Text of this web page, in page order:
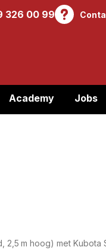
326 00 99
Academy Jobs
2,5 m hoog) met Kubota